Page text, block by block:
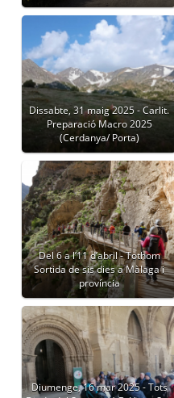
Dissabte, 31 maig 2025 - Carlit.
Preparació Macro 2025
(Cerdanya/ Porta)
Del 6 a l’11 d’abril - Tothom
Sortida de sis dies a Màlaga i
província
Diumenge, 16 mar 2025 - Tots